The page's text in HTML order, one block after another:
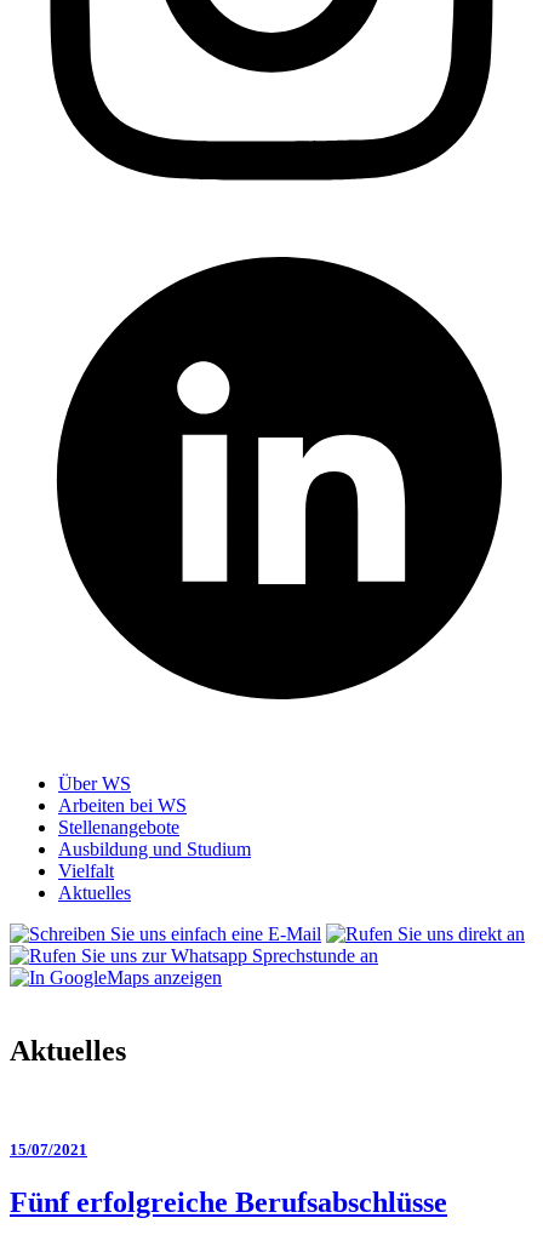
Über WS
Arbeiten bei WS
Stellenangebote
Ausbildung und Studium
Vielfalt
Aktuelles
Aktuelles
15/07/2021
Fünf erfolgreiche Berufsabschlüsse